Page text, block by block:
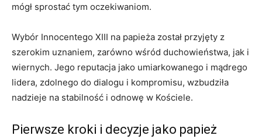
mógł sprostać tym oczekiwaniom.
Wybór Innocentego XIII na papieża został przyjęty z
szerokim uznaniem, zarówno wśród duchowieństwa, jak i
wiernych. Jego reputacja jako umiarkowanego i mądrego
lidera, zdolnego do dialogu i kompromisu, wzbudziła
nadzieje na stabilność i odnowę w Kościele.
Pierwsze kroki i decyzje jako papież